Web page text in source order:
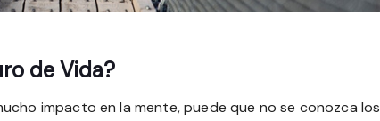
de Vida?
impacto en la mente, puede que no se conozca los